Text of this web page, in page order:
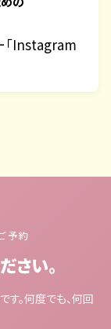
「Instagram
予約
さい。
す。何度でも、何回